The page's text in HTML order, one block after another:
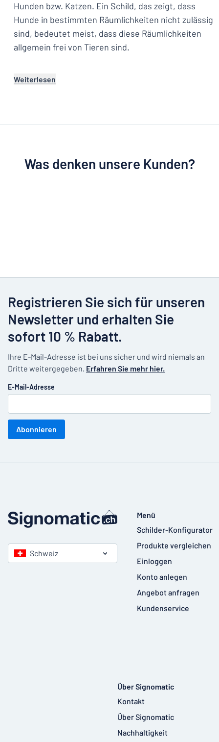
Hunden bzw. Katzen. Ein Schild, das zeigt, dass
Hunde in bestimmten Räumlichkeiten nicht zulässig
sind, bedeutet meist, dass diese Räumlichkeiten
allgemein frei von Tieren sind.
Weiterlesen
Was denken unsere Kunden?
Registrieren Sie sich für unseren
Newsletter und erhalten Sie
sofort 10 % Rabatt.
Ihre E-Mail-Adresse ist bei uns sicher und wird niemals an
Dritte weitergegeben. Erfahren Sie mehr hier.
E-Mail-Adresse
Abonnieren
Schweiz
Menü
Schilder-Konfigurator
Produkte vergleichen
Einloggen
Konto anlegen
Angebot anfragen
Kundenservice
Über Signomatic
Kontakt
Über Signomatic
Nachhaltigkeit